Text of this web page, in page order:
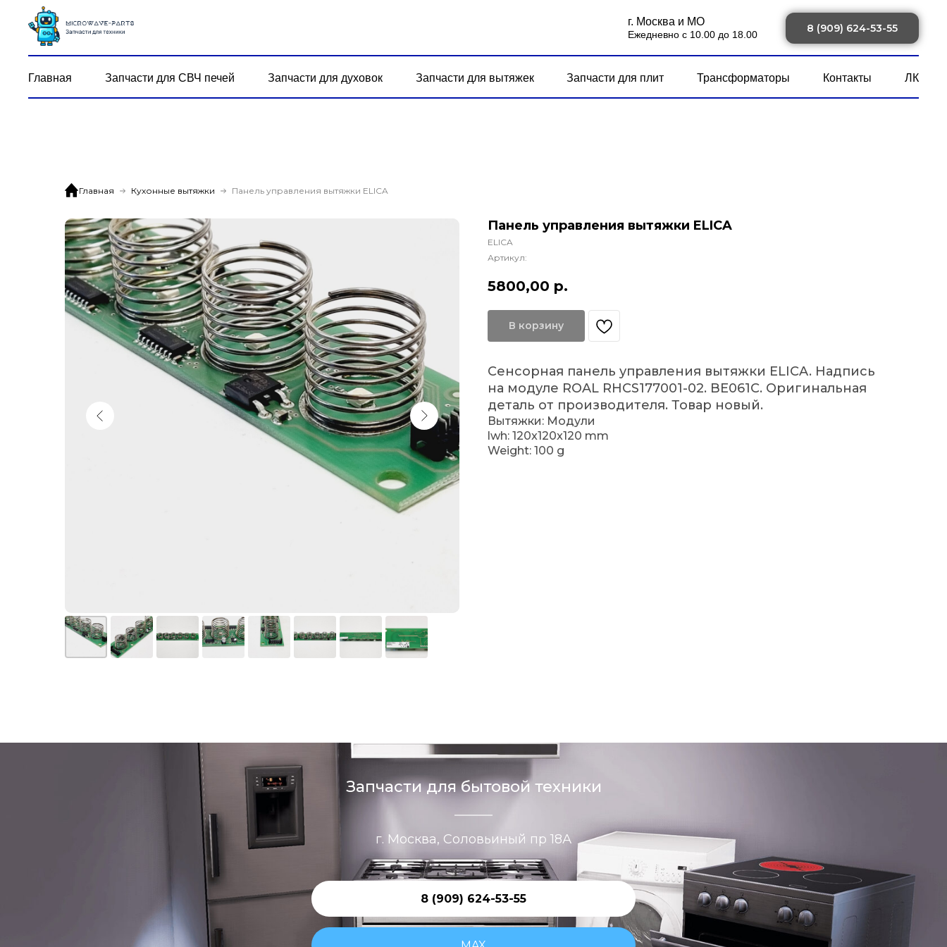
г. Москва и МО
Ежедневно с 10.00 до 18.00
8 (909) 624-53-55
Главная Запчасти для СВЧ печей Запчасти для духовок Запчасти для вытяжек Запчасти для плит Трансформаторы Контакты ЛК
Главная Кухонные вытяжки Панель управления вытяжки ELICA
Панель управления вытяжки ELICA
ELICA
Артикул:
5800,00 р.
В корзину
Сенсорная панель управления вытяжки ELICA. Надпись
на модуле ROAL RHCS177001-02. BE061C. Оригинальная
деталь от производителя. Товар новый.
Вытяжки: Модули
lwh: 120x120x120 mm
Weight: 100 g
Запчасти для бытовой техники
г. Москва, Соловьиный пр 18А
8 (909) 624-53-55